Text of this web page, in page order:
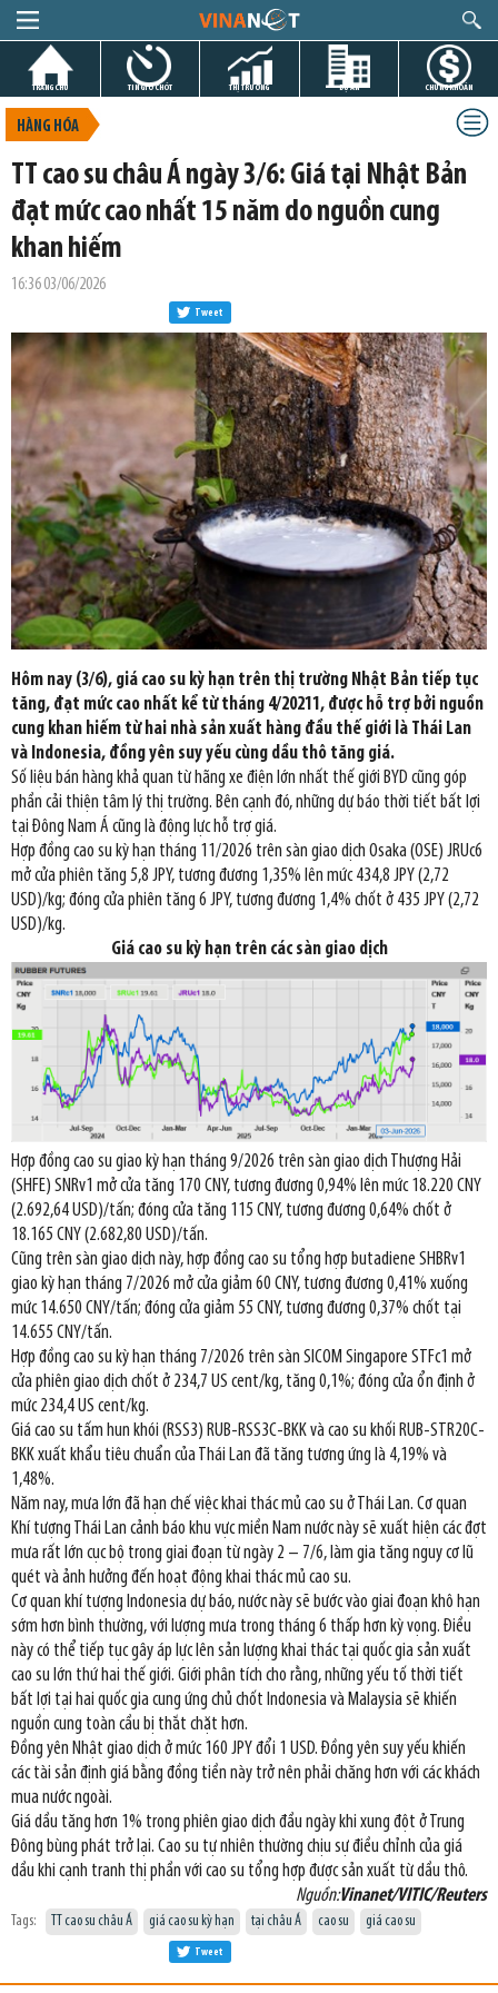
TRANG CHỦ TIN GIỜ CHÓT THỊ TRƯỜNG DỰ ÁN CHỨNG KHOÁN
HÀNG HÓA
TT cao su châu Á ngày 3/6: Giá tại Nhật Bản
đạt mức cao nhất 15 năm do nguồn cung
khan hiếm
16:36 03/06/2026
Tweet
Hôm nay (3/6), giá cao su kỳ hạn trên thị trường Nhật Bản tiếp tục
tăng, đạt mức cao nhất kể từ tháng 4/20211, được hỗ trợ bởi nguồn
cung khan hiếm từ hai nhà sản xuất hàng đầu thế giới là Thái Lan
và Indonesia, đồng yên suy yếu cùng dầu thô tăng giá.
Số liệu bán hàng khả quan từ hãng xe điện lớn nhất thế giới BYD cũng góp
phần cải thiện tâm lý thị trường. Bên cạnh đó, những dự báo thời tiết bất lợi
tại Đông Nam Á cũng là động lực hỗ trợ giá.
Hợp đồng cao su kỳ hạn tháng 11/2026 trên sàn giao dịch Osaka (OSE) JRUc6
mở cửa phiên tăng 5,8 JPY, tương đương 1,35% lên mức 434,8 JPY (2,72
USD)/kg; đóng cửa phiên tăng 6 JPY, tương đương 1,4% chốt ở 435 JPY (2,72
USD)/kg.
Giá cao su kỳ hạn trên các sàn giao dịch
Hợp đồng cao su giao kỳ hạn tháng 9/2026 trên sàn giao dịch Thượng Hải
(SHFE) SNRv1 mở cửa tăng 170 CNY, tương đương 0,94% lên mức 18.220 CNY
(2.692,64 USD)/tấn; đóng cửa tăng 115 CNY, tương đương 0,64% chốt ở
18.165 CNY (2.682,80 USD)/tấn.
Cũng trên sàn giao dịch này, hợp đồng cao su tổng hợp butadiene SHBRv1
giao kỳ hạn tháng 7/2026 mở cửa giảm 60 CNY, tương đương 0,41% xuống
mức 14.650 CNY/tấn; đóng cửa giảm 55 CNY, tương đương 0,37% chốt tại
14.655 CNY/tấn.
Hợp đồng cao su kỳ hạn tháng 7/2026 trên sàn SICOM Singapore STFc1 mở
cửa phiên giao dịch chốt ở 234,7 US cent/kg, tăng 0,1%; đóng cửa ổn định ở
mức 234,4 US cent/kg.
Giá cao su tấm hun khói (RSS3) RUB-RSS3C-BKK và cao su khối RUB-STR20C-
BKK xuất khẩu tiêu chuẩn của Thái Lan đã tăng tương ứng là 4,19% và
1,48%.
Năm nay, mưa lớn đã hạn chế việc khai thác mủ cao su ở Thái Lan. Cơ quan
Khí tượng Thái Lan cảnh báo khu vực miền Nam nước này sẽ xuất hiện các đợt
mưa rất lớn cục bộ trong giai đoạn từ ngày 2 – 7/6, làm gia tăng nguy cơ lũ
quét và ảnh hưởng đến hoạt động khai thác mủ cao su.
Cơ quan khí tượng Indonesia dự báo, nước này sẽ bước vào giai đoạn khô hạn
sớm hơn bình thường, với lượng mưa trong tháng 6 thấp hơn kỳ vọng. Điều
này có thể tiếp tục gây áp lực lên sản lượng khai thác tại quốc gia sản xuất
cao su lớn thứ hai thế giới. Giới phân tích cho rằng, những yếu tố thời tiết
bất lợi tại hai quốc gia cung ứng chủ chốt Indonesia và Malaysia sẽ khiến
nguồn cung toàn cầu bị thắt chặt hơn.
Đồng yên Nhật giao dịch ở mức 160 JPY đổi 1 USD. Đồng yên suy yếu khiến
các tài sản định giá bằng đồng tiền này trở nên phải chăng hơn với các khách
mua nước ngoài.
Giá dầu tăng hơn 1% trong phiên giao dịch đầu ngày khi xung đột ở Trung
Đông bùng phát trở lại. Cao su tự nhiên thường chịu sự điều chỉnh của giá
dầu khi cạnh tranh thị phần với cao su tổng hợp được sản xuất từ dầu thô.
Nguồn:Vinanet/VITIC/Reuters
Tags: TT cao su châu Á giá cao su kỳ hạn tại châu Á cao su giá cao su
Tweet